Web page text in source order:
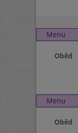
Menu
Oběd
Menu
Oběd